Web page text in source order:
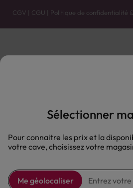
CGV | CGU | Politique de confidentialité
Vente uniquement en caves. Contactez votre
L'ABUS D'ALCOOL EST DANGEREUX POUR LA
Sélectionner
Pour connaitre les prix et la
votre cave, choisissez votre
Me géolocaliser